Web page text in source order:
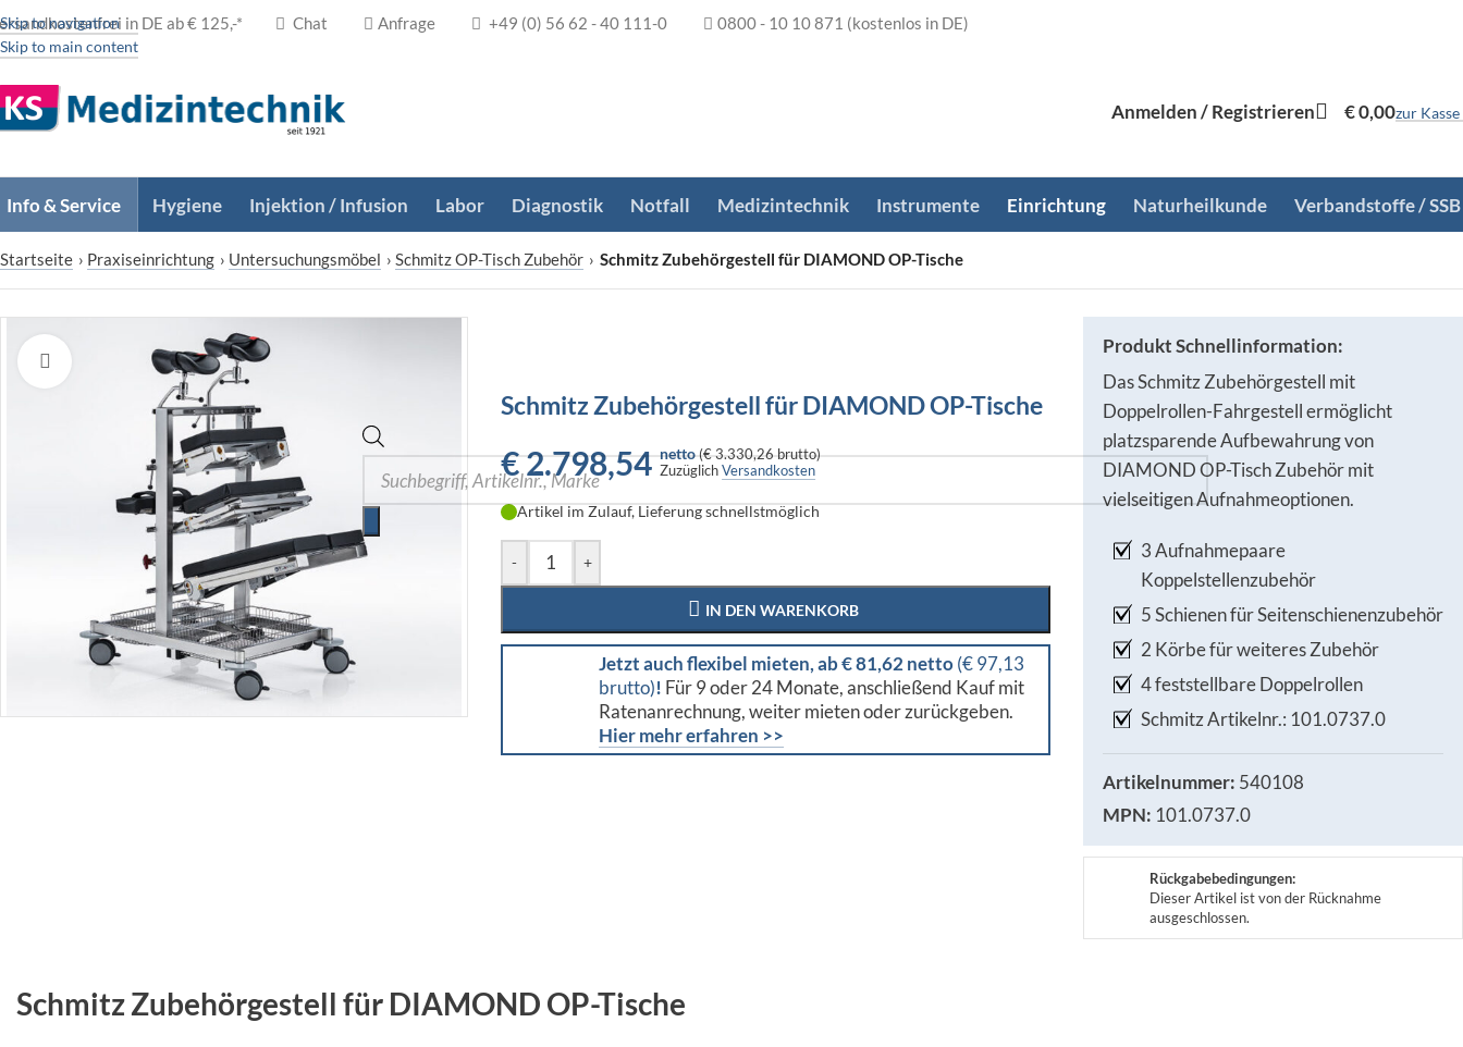
Skip to navigation
Skip to main content
in DE ab € 125,-* Chat Anfrage +49 (0) 56 62 - 40 111-0 0800 - 10 10 871 (kostenlos in DE)
Anmelden / Registrieren €0,00zur Kasse
Info & Service Hygiene Injektion / Infusion Labor Diagnostik Notfall Medizintechnik Instrumente Einrichtung Naturheilkunde Verbandstoffe / SSB
Startseite › Praxiseinrichtung › Untersuchungsmöbel › Schmitz OP-Tisch Zubehör › Schmitz Zubehörgestell für DIAMOND OP-Tische
Zum Vergrößern klicken
Schmitz Zubehörgestell für DIAMOND OP-Tische
€2.798,54 netto(€ 3.330,26brutto)
ZuzüglichVersandkosten
Artikel im Zulauf, Lieferung schnellstmöglich
- +
IN DEN WARENKORB
Jetzt auch flexibel mieten, ab € 81,62 netto(€ 97,13
brutto)! Für 9 oder 24 Monate, anschließend Kauf mit
Ratenanrechnung, weiter mieten oder zurückgeben.
Hier mehr erfahren >>
Produkt Schnellinformation:
Das Schmitz Zubehörgestell mit
Doppelrollen-Fahrgestell ermöglicht
platzsparende Aufbewahrung von
DIAMOND OP-Tisch Zubehör mit
vielseitigen Aufnahmeoptionen.
3 Aufnahmepaare
Koppelstellenzubehör
5 Schienen für Seitenschienenzubehör
2 Körbe für weiteres Zubehör
4 feststellbare Doppelrollen
Schmitz Artikelnr.: 101.0737.0
Artikelnummer: 540108
MPN: 101.0737.0
Rückgabebedingungen:
Dieser Artikel ist von der Rücknahme
ausgeschlossen.
Schmitz Zubehörgestell für DIAMOND OP-Tische